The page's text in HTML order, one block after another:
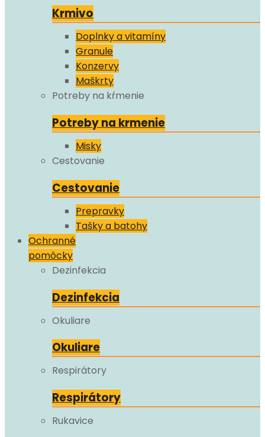
Krmivo
Doplnky a vitamíny
Granule
Konzervy
Maškrty
Potreby na kŕmenie
Potreby na krmenie
Misky
Cestovanie
Cestovanie
Prepravky
Tašky a batohy
Ochranné
pomôcky
Dezinfekcia
Dezinfekcia
Okuliare
Okuliare
Respirátory
Respirátory
Rukavice